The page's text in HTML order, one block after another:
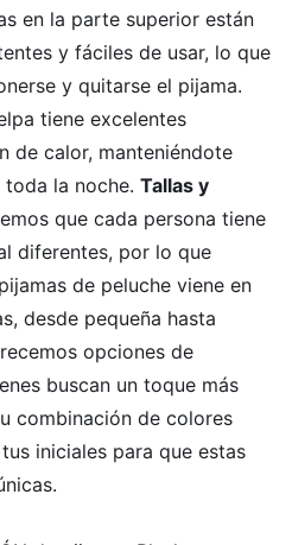
en la parte superior están
y fáciles de usar, lo que
y quitarse el pijama.
tiene excelentes
de calor, manteniéndote
la noche. Tallas y
que cada persona tiene
diferentes, por lo que
de peluche viene en
desde pequeña hasta
opciones de
buscan un toque más
combinación de colores
iniciales para que estas